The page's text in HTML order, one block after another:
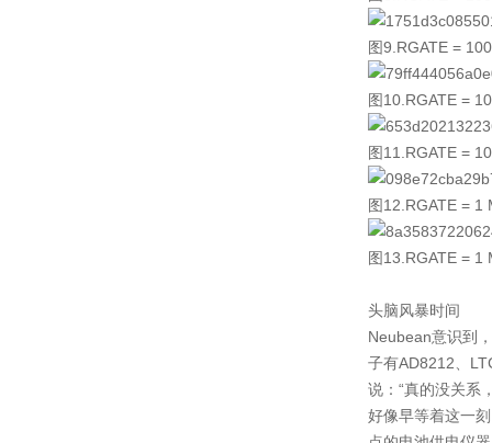
图9.RGATE =
图10.RGATE =
图11.RGATE =
图12.RGATE = 1
图13.RGATE = 1
头脑风暴时间
Neubean意识到
子有AD8212、
说：“真的没关系
好像早等着这一